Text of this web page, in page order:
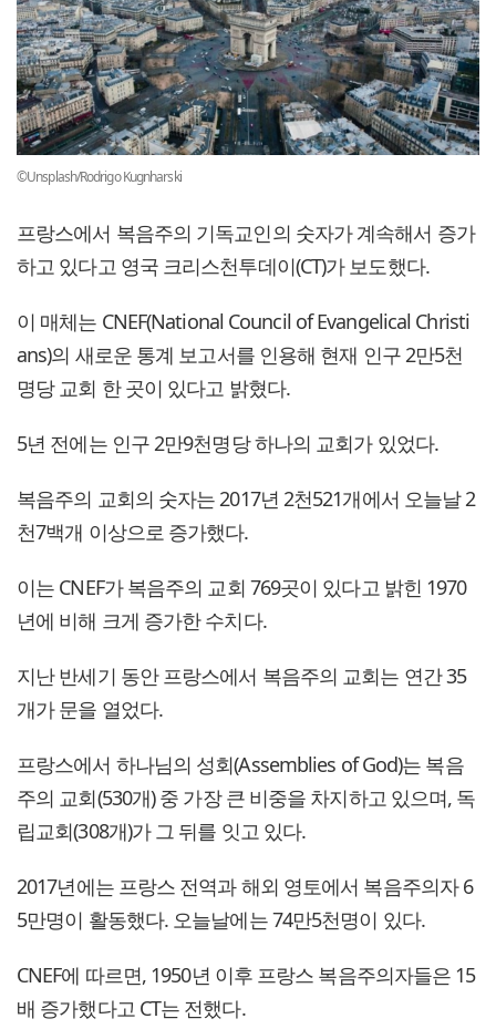
©Unsplash/Rodrigo Kugnharski
프랑스에서 복음주의 기독교인의 숫자가 계속해서 증가
하고 있다고 영국 크리스천투데이(CT)가 보도했다.
이 매체는 CNEF(National Council of Evangelical Christi
ans)의 새로운 통계 보고서를 인용해 현재 인구 2만5천
명당 교회 한 곳이 있다고 밝혔다.
5년 전에는 인구 2만9천명당 하나의 교회가 있었다.
복음주의 교회의 숫자는 2017년 2천521개에서 오늘날 2
천7백개 이상으로 증가했다.
이는 CNEF가 복음주의 교회 769곳이 있다고 밝힌 1970
년에 비해 크게 증가한 수치다.
지난 반세기 동안 프랑스에서 복음주의 교회는 연간 35
개가 문을 열었다.
프랑스에서 하나님의 성회(Assemblies of God)는 복음
주의 교회(530개) 중 가장 큰 비중을 차지하고 있으며, 독
립교회(308개)가 그 뒤를 잇고 있다.
2017년에는 프랑스 전역과 해외 영토에서 복음주의자 6
5만명이 활동했다. 오늘날에는 74만5천명이 있다.
CNEF에 따르면, 1950년 이후 프랑스 복음주의자들은 15
배 증가했다고 CT는 전했다.